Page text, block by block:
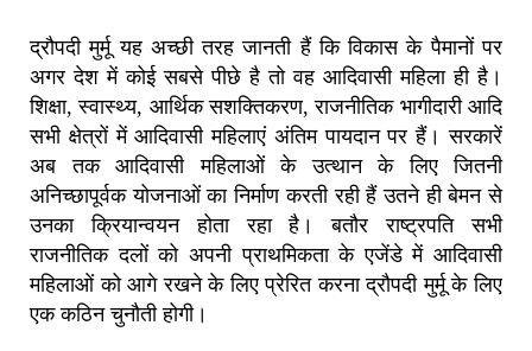
द्रौपदी मुर्मू यह अच्छी तरह जानती हैं कि विकास के पैमानों पर
अगर देश में कोई सबसे पीछे है तो वह आदिवासी महिला ही है।
शिक्षा, स्वास्थ्य, आर्थिक सशक्तिकरण, राजनीतिक भागीदारी आदि
सभी क्षेत्रों में आदिवासी महिलाएं अंतिम पायदान पर हैं। सरकारें
अब तक आदिवासी महिलाओं के उत्थान के लिए जितनी
अनिच्छापूर्वक योजनाओं का निर्माण करती रही हैं उतने ही बेमन से
उनका क्रियान्वयन होता रहा है। बतौर राष्ट्रपति सभी
राजनीतिक दलों को अपनी प्राथमिकता के एजेंडे में आदिवासी
महिलाओं को आगे रखने के लिए प्रेरित करना द्रौपदी मुर्मू के लिए
एक कठिन चुनौती होगी।